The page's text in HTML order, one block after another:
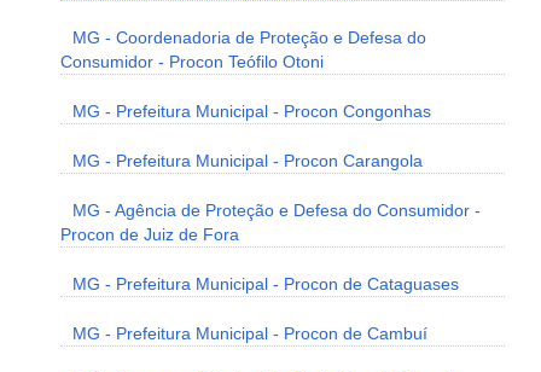
MG - Coordenadoria de Proteção e Defesa do
Consumidor - Procon Teófilo Otoni
MG - Prefeitura Municipal - Procon Congonhas
MG - Prefeitura Municipal - Procon Carangola
MG - Agência de Proteção e Defesa do Consumidor -
Procon de Juiz de Fora
MG - Prefeitura Municipal - Procon de Cataguases
MG - Prefeitura Municipal - Procon de Cambuí